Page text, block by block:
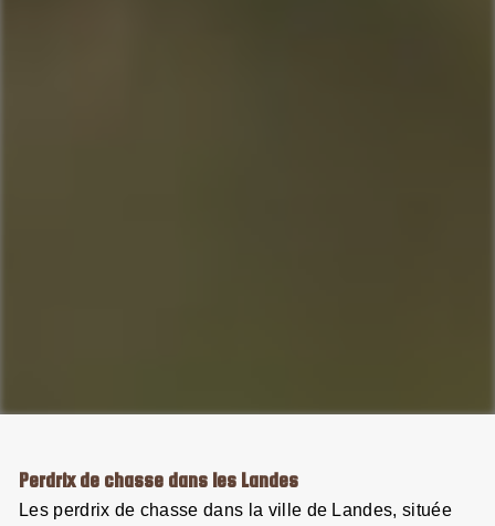
Perdrix de chasse dans les Landes
Les perdrix de chasse dans la ville de Landes, située